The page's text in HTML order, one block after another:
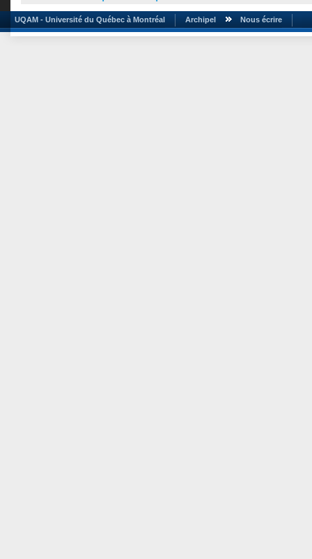
UQAM - Université du Québec à Montréal Archipel Nous écrire